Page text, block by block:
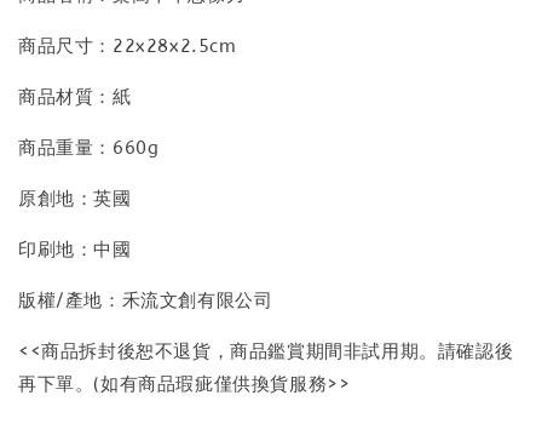
商品尺寸：22x28x2.5cm
商品材質：紙
商品重量：660g
原創地：英國
印刷地：中國
版權/產地：禾流文創有限公司
<<商品拆封後恕不退貨，商品鑑賞期間非試用期。請確認後
再下單。(如有商品瑕疵僅供換貨服務>>